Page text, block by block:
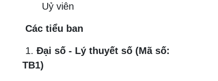
Uỷ viên
Các tiểu ban
1.Đại số - Lý thuyết số (Mã số:
TB1)